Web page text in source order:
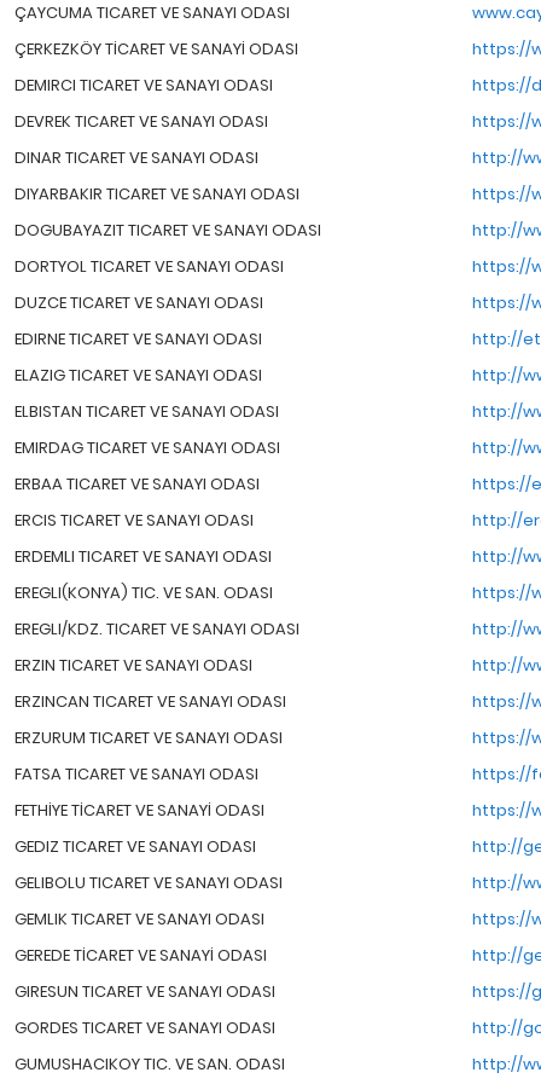
ÇAYCUMA TICARET VE SANAYI ODASI
ÇERKEZKÖY TİCARET VE SANAYİ ODASI
https://
DEMIRCI TICARET VE SANAYI ODASI
https://
DEVREK TICARET VE SANAYI ODASI
https://
DINAR TICARET VE SANAYI ODASI
http://
DIYARBAKIR TICARET VE SANAYI ODASI
https://
DOGUBAYAZIT TICARET VE SANAYI ODASI
http://
DORTYOL TICARET VE SANAYI ODASI
https://
DUZCE TICARET VE SANAYI ODASI
https://
EDIRNE TICARET VE SANAYI ODASI
http://
ELAZIG TICARET VE SANAYI ODASI
http://
ELBISTAN TICARET VE SANAYI ODASI
http://
EMIRDAG TICARET VE SANAYI ODASI
http://
ERBAA TICARET VE SANAYI ODASI
https://
ERCIS TICARET VE SANAYI ODASI
http://
ERDEMLI TICARET VE SANAYI ODASI
http://
EREGLI(KONYA) TIC. VE SAN. ODASI
https://
EREGLI/KDZ. TICARET VE SANAYI ODASI
http://
ERZIN TICARET VE SANAYI ODASI
http://
ERZINCAN TICARET VE SANAYI ODASI
https://
ERZURUM TICARET VE SANAYI ODASI
https://
FATSA TICARET VE SANAYI ODASI
https://
FETHİYE TİCARET VE SANAYİ ODASI
https://
GEDIZ TICARET VE SANAYI ODASI
http://
GELIBOLU TICARET VE SANAYI ODASI
http://
GEMLIK TICARET VE SANAYI ODASI
https://
GEREDE TİCARET VE SANAYİ ODASI
http://
GIRESUN TICARET VE SANAYI ODASI
https://
GORDES TICARET VE SANAYI ODASI
http://
GUMUSHACIKOY TIC. VE SAN. ODASI
http://